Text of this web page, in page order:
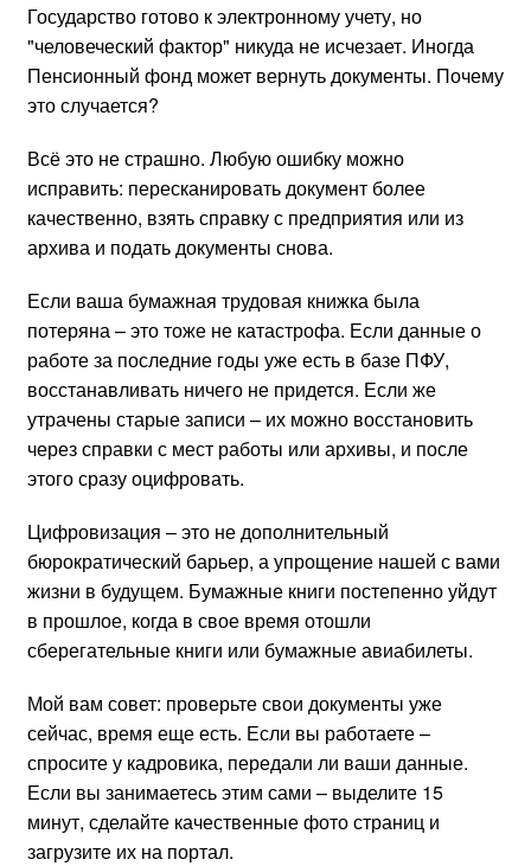
Государство готово к электронному учету, но
"человеческий фактор" никуда не исчезает. Иногда
Пенсионный фонд может вернуть документы. Почему
это случается?
Всё это не страшно. Любую ошибку можно
исправить: пересканировать документ более
качественно, взять справку с предприятия или из
архива и подать документы снова.
Если ваша бумажная трудовая книжка была
потеряна – это тоже не катастрофа. Если данные о
работе за последние годы уже есть в базе ПФУ,
восстанавливать ничего не придется. Если же
утрачены старые записи – их можно восстановить
через справки с мест работы или архивы, и после
этого сразу оцифровать.
Цифровизация – это не дополнительный
бюрократический барьер, а упрощение нашей с вами
жизни в будущем. Бумажные книги постепенно уйдут
в прошлое, когда в свое время отошли
сберегательные книги или бумажные авиабилеты.
Мой вам совет: проверьте свои документы уже
сейчас, время еще есть. Если вы работаете –
спросите у кадровика, передали ли ваши данные.
Если вы занимаетесь этим сами – выделите 15
минут, сделайте качественные фото страниц и
загрузите их на портал.